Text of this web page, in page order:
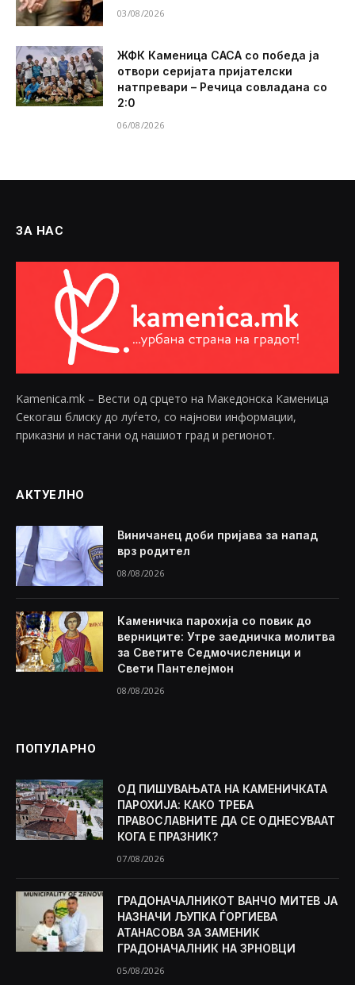
03/08/2026
ЖФК Каменица САСА со победа ја
отвори серијата пријателски
натпревари – Речица совладана со
2:0
06/08/2026
ЗА НАС
Kamenica.mk – Вести од срцето на Македонска Каменица
Секогаш блиску до луѓето, со најнови информации,
приказни и настани од нашиот град и регионот.
АКТУЕЛНО
Виничанец доби пријава за напад
врз родител
08/08/2026
Каменичка парохија со повик до
верниците: Утре заедничка молитва
за Светите Седмочисленици и
Свети Пантелејмон
08/08/2026
ПОПУЛАРНО
ОД ПИШУВАЊАТА НА КАМЕНИЧКАТА
ПАРОХИЈА: КАКО ТРЕБА
ПРАВОСЛАВНИТЕ ДА СЕ ОДНЕСУВААТ
КОГА Е ПРАЗНИК?
07/08/2026
ГРАДОНАЧАЛНИКОТ ВАНЧО МИТЕВ ЈА
НАЗНАЧИ ЉУПКА ЃОРГИЕВА
АТАНАСОВА ЗА ЗАМЕНИК
ГРАДОНАЧАЛНИК НА ЗРНОВЦИ
05/08/2026